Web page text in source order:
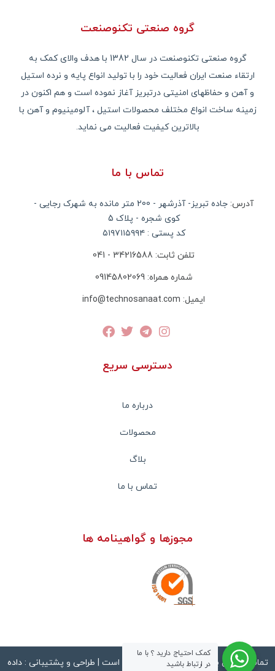
گروه صنعتی تکنوصنعت
گروه صنعتی تکنوصنعت در سال 1382 با هدف والای کمک به
ارتقاء صنعت ایران فعالیت خود را با تولید انواع پایه و نرده استیل
و آهن و حفاظهای امنیتی درتبریز آغاز نموده است و هم اکنون در
زمینه ساخت انواع مختلف محصولات استیل ، آلومینیوم و آهن با
بالاترین کیفیت فعالیت می نماید.
تماس با ما
آدرس:
جاده تبریز- آذرشهر - 200 متر مانده به شهرک رجایی -
کوی شجره - پلاک 5
کد پستی : ۵۱۹۷۱۱۵۹۹۴
تلفن ثابت: 34216588 - 041
شماره همراه: 09145802069
ایمیل: info@technosanaat.com
دسترسی سریع
درباره ما
محصولات
بلاگ
تماس با ما
مجوزها و گواهینامه ها
تمامی حقوق برای این وب سایت محفوظ است | طراحی و پشتیبانی :داده
کمک احتیاج دارید ؟ با ما
در ارتباط باشید